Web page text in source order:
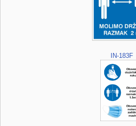
IN-183F